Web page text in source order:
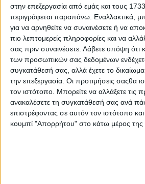
στην επεξεργασία από εμάς και τους
περιγράφεται παραπάνω. Εναλλακτικά,
για να αρνηθείτε να συναινέσετε ή να
πιο λεπτομερείς πληροφορίες και να
σας πριν συναινέσετε. Λάβετε υπόψη ότι
των προσωπικών σας δεδομένων
συγκατάθεσή σας, αλλά έχετε το
την επεξεργασία. Οι προτιμήσεις σαςθα
τον ιστότοπο. Μπορείτε να αλλάξετε τις
ανακαλέσετε τη συγκατάθεσή σας ανά
επιστρέφοντας σε αυτόν τον ιστότοπο
κουμπί "Απορρήτου" στο κάτω μέρος της
Αρχική